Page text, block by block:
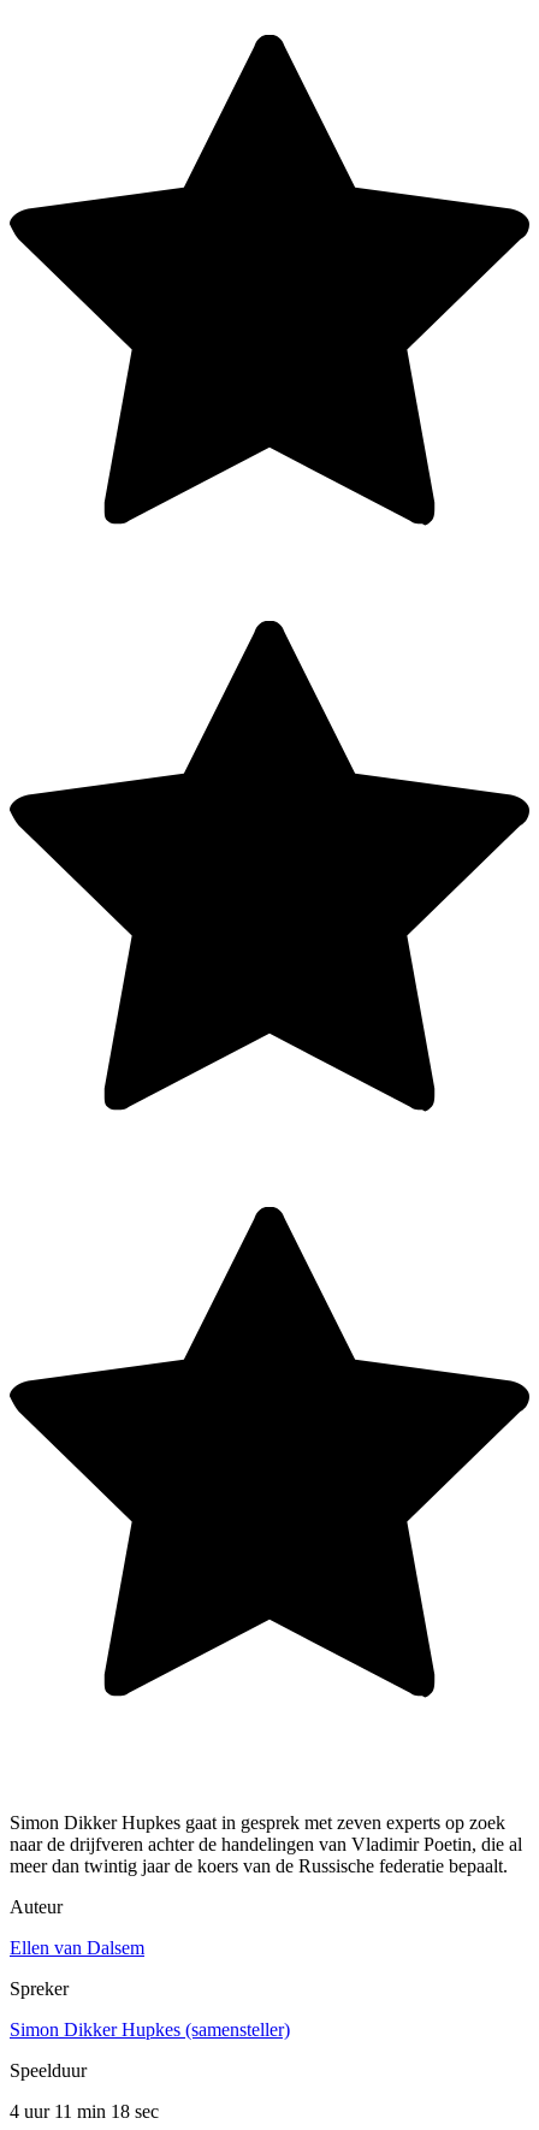
Simon Dikker Hupkes gaat in gesprek met zeven experts op zoek
naar de drijfveren achter de handelingen van Vladimir Poetin, die al
meer dan twintig jaar de koers van de Russische federatie bepaalt.
Auteur
Ellen van Dalsem
Spreker
Simon Dikker Hupkes (samensteller)
Speelduur
4 uur 11 min 18 sec